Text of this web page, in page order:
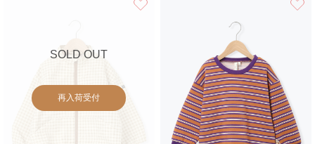
SOLD OUT
再入荷受付